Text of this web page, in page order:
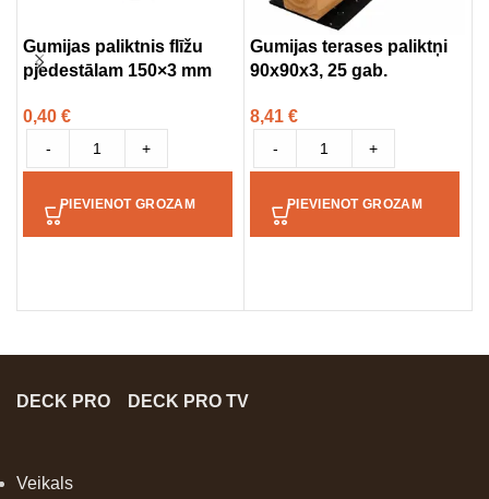
Gumijas paliktnis flīžu
pjedestālam 150×3 mm
0,40 €
- +
PIEVIENOT GROZAM
Gumijas terases paliktņi
90x90x3, 25 gab.
8,41 €
- +
PIEVIENOT GROZAM
DECK PRO DECK PRO TV
Veikals